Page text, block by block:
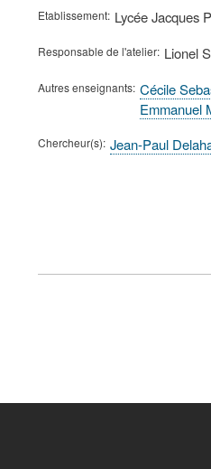
Etablissement Lycée Jacques
Responsable de l'atelier Lionel
Autres enseignants Cécile
Emmanuel
Chercheur(s) Jean-Paul
FOOTER